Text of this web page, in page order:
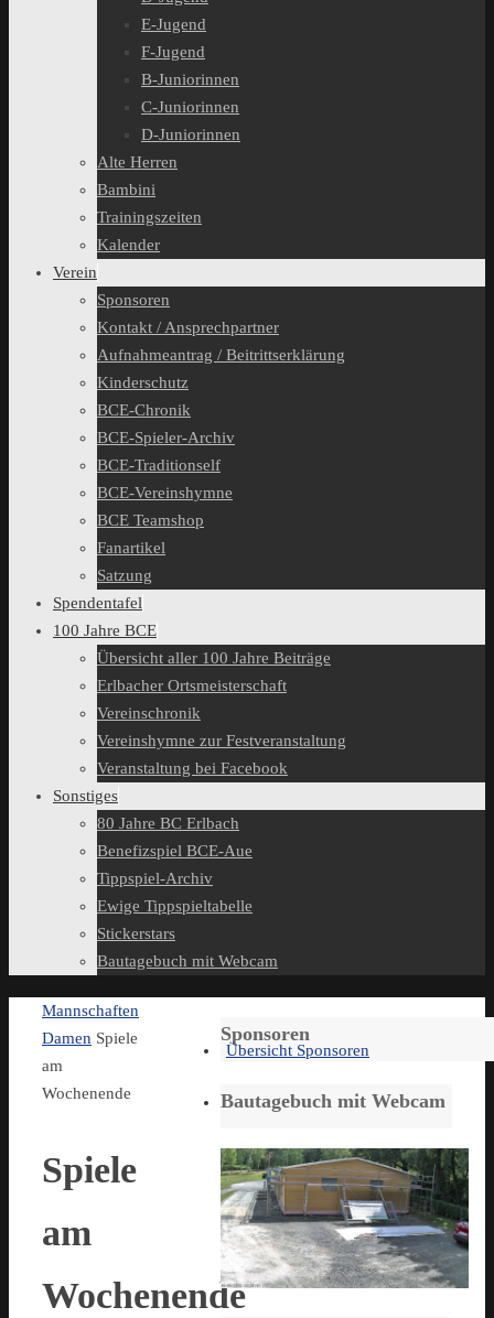
E-Jugend
F-Jugend
B-Juniorinnen
C-Juniorinnen
D-Juniorinnen
Alte Herren
Bambini
Trainingszeiten
Kalender
Verein
Sponsoren
Kontakt / Ansprechpartner
Aufnahmeantrag / Beitrittserklärung
Kinderschutz
BCE-Chronik
BCE-Spieler-Archiv
BCE-Traditionself
BCE-Vereinshymne
BCE Teamshop
Fanartikel
Satzung
Spendentafel
100 Jahre BCE
Übersicht aller 100 Jahre Beiträge
Erlbacher Ortsmeisterschaft
Vereinschronik
Vereinshymne zur Festveranstaltung
Veranstaltung bei Facebook
Sonstiges
80 Jahre BC Erlbach
Benefizspiel BCE-Aue
Tippspiel-Archiv
Ewige Tippspieltabelle
Stickerstars
Bautagebuch mit Webcam
Start
Mannschaften
Damen Spiele
am
Wochenende
Spiele
am
Wochenende
Sponsoren
Übersicht Sponsoren
Bautagebuch mit Webcam